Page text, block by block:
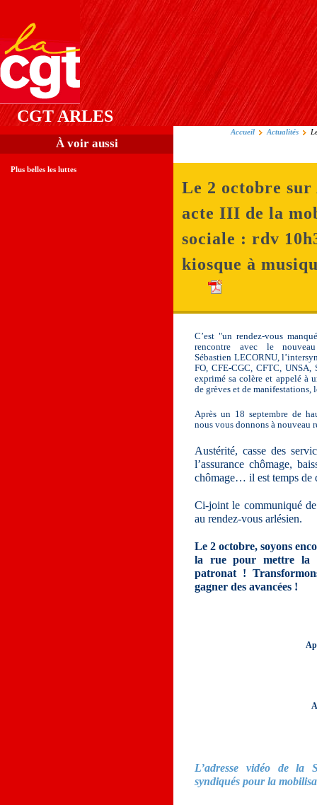
CGT ARLES
Accueil Actualités
Le 2 octobre sur
acte III de la
sociale : rdv
kiosque à
C’est "un rendez-vous
rencontre avec le
Sébastien LECORNU,
FO, CFE-CGC, CFTC, UNSA,
exprimé sa colère et appelé à
de grèves et de manifestations,
Après un 18 septembre de
nous vous donnons à nouveau
Austérité, casse des
l’assurance chômage,
chômage… il est temps de
Ci-joint le communiqué
au rendez-vous arlésien.
Le 2 octobre, soyons
la rue pour mettre la
patronat !
gagner des avancées !
L’adresse vidéo de la
syndiqués pour la
À voir aussi
Plus belles les luttes